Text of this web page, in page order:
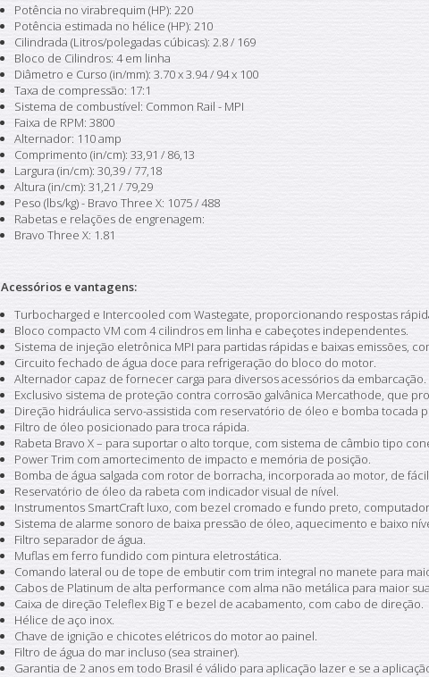
Potência no virabrequim (HP): 220
Potência estimada no hélice (HP): 210
Cilindrada (Litros/polegadas cúbicas): 2.8 / 169
Bloco de Cilindros: 4 em linha
Diâmetro e Curso (in/mm): 3.70 x 3.94 / 94 x 100
Taxa de compressão: 17:1
Sistema de combustível: Common Rail - MPI
Faixa de RPM: 3800
Alternador: 110 amp
Comprimento (in/cm): 33,91 / 86,13
Largura (in/cm): 30,39 / 77,18
Altura (in/cm): 31,21 / 79,29
Peso (lbs/kg) - Bravo Three X: 1075 / 488
Rabetas e relações de engrenagem:
Bravo Three X: 1.81
Acessórios e vantagens:
Turbocharged e Intercooled com Wastegate, proporcionando respostas
Bloco compacto VM com 4 cilindros em linha e cabeçotes independentes.
Sistema de injeção eletrônica MPI para partidas rápidas e baixas emissões,
Circuito fechado de água doce para refrigeração do bloco do motor.
Alternador capaz de fornecer carga para diversos acessórios da embarcação.
Exclusivo sistema de proteção contra corrosão galvânica Mercathode, que
Direção hidráulica servo-assistida com reservatório de óleo e bomba tocada
Filtro de óleo posicionado para troca rápida.
Rabeta Bravo X – para suportar o alto torque, com sistema de câmbio tipo
Power Trim com amortecimento de impacto e memória de posição.
Bomba de água salgada com rotor de borracha, incorporada ao motor, de
Reservatório de óleo da rabeta com indicador visual de nível.
Instrumentos SmartCraft luxo, com bezel cromado e fundo preto,
Sistema de alarme sonoro de baixa pressão de óleo, aquecimento e baixo
Filtro separador de água.
Muflas em ferro fundido com pintura eletrostática.
Comando lateral ou de tope de embutir com trim integral no manete para
Cabos de Platinum de alta performance com alma não metálica para maior
Caixa de direção Teleflex Big T e bezel de acabamento, com cabo de direção.
Hélice de aço inox.
Chave de ignição e chicotes elétricos do motor ao painel.
Filtro de água do mar incluso (sea strainer).
Garantia de 2 anos em todo Brasil é válido para aplicação lazer e se a